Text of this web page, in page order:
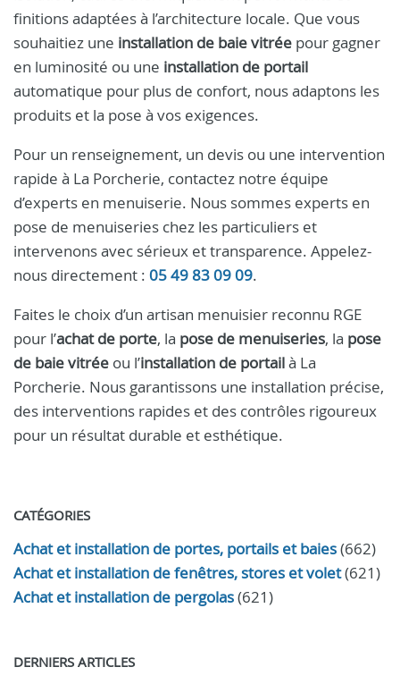
finitions adaptées à l’architecture locale. Que vous
souhaitiez une installation de baie vitrée pour gagner
en luminosité ou une installation de portail
automatique pour plus de confort, nous adaptons les
produits et la pose à vos exigences.
Pour un renseignement, un devis ou une intervention
rapide à La Porcherie, contactez notre équipe
d’experts en menuiserie. Nous sommes experts en
pose de menuiseries chez les particuliers et
intervenons avec sérieux et transparence. Appelez-
nous directement : 05 49 83 09 09.
Faites le choix d’un artisan menuisier reconnu RGE
pour l’achat de porte, la pose de menuiseries, la pose
de baie vitrée ou l’installation de portailà La
Porcherie. Nous garantissons une installation précise,
des interventions rapides et des contrôles rigoureux
pour un résultat durable et esthétique.
CATÉGORIES
Achat et installation de portes, portails et baies(662)
Achat et installation de fenêtres, stores et volet(621)
Achat et installation de pergolas(621)
DERNIERS ARTICLES